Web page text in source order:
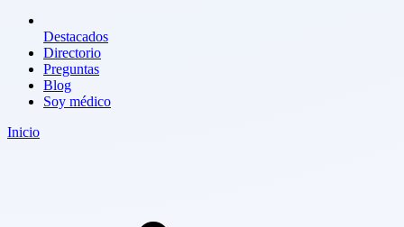
Destacados
Directorio
Preguntas
Blog
Soy médico
Inicio